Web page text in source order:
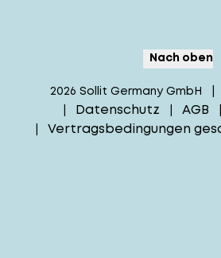
Nach oben
2026 Sollit Germany GmbH |
| Datenschutz | AGB |
| Vertragsbedingungen